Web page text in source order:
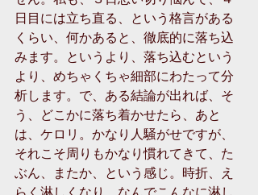
日目には立ち直る、という格言がある
くらい、何かあると、徹底的に落ち込
みます。というより、落ち込むという
より、めちゃくちゃ細部にわたって分
析します。で、ある結論が出れば、そ
う、どこかに落ち着かせたら、あと
は、ケロリ。かなり人騒がせですが、
それこそ周りもかなり慣れてきて、た
ぶん、またか、という感じ。時折、え
らく淋しくなり、なんでこんなに淋し